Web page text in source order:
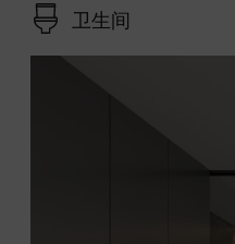
卫生间